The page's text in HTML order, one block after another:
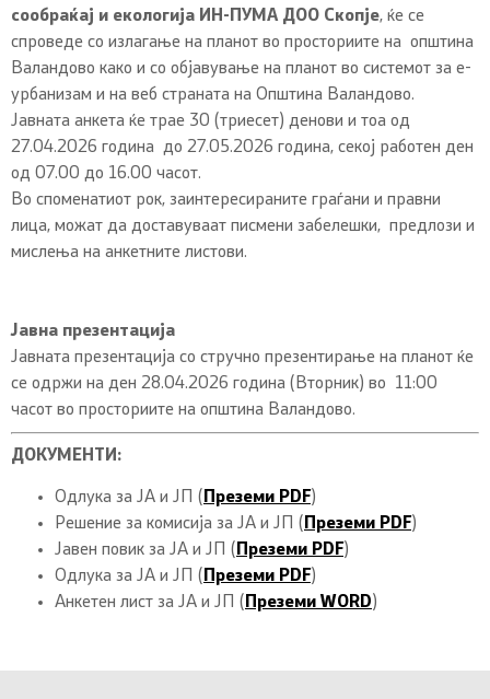
сообраќај и екологија ИН-ПУМА ДОО Скопје, ќе се
спроведе со излагање на планот во просториите на општина
Валандово како и со објавување на планот во системот за е-
урбанизам и на веб страната на Општина Валандово.
Јавната анкета ќе трае 30 (триесет) денови и тоа од
27.04.2026 година до 27.05.2026 година, секој работен ден
од 07.00 до 16.00 часот.
Во споменатиот рок, заинтересираните граѓани и правни
лица, можат да доставуваат писмени забелешки, предлози и
мислења на анкетните листови.
Јавна презентација
Јавната презентација со стручно презентирање на планот ќе
се одржи на ден 28.04.2026 година (Вторник) во 11:00
часот во просториите на општина Валандово.
ДОКУМЕНТИ:
Одлука за ЈА и ЈП ( Преземи PDF)
Решение за комисија за ЈА и ЈП (
Преземи PDF)
Јавен повик за ЈА и ЈП (
Преземи PDF)
Одлука за ЈА и ЈП (
Преземи PDF)
Анкетен лист за ЈА и ЈП (
Преземи WORD)